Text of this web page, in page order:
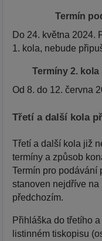
Termín
Do 24. května 2024.
1. kola, nebude
Termíny 2.
Od 8. do 12. června
Třetí a další kola
Třetí a další kola již
termíny a způsob
Termín pro podávání
stanoven nejdříve
předchozím.
Přihláška do třetího
listinném tiskopisu